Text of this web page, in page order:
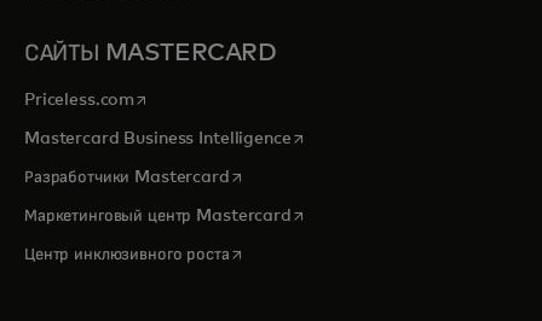
САЙТЫ MASTERCARD
Priceless.com opens in a new tab
Mastercard Business Intelligenceopens in a new tab
Разработчики Mastercardopens in a new tab
Маркетинговый центр Mastercardopens in a new tab
Центр инклюзивного ростаopens in a new tab